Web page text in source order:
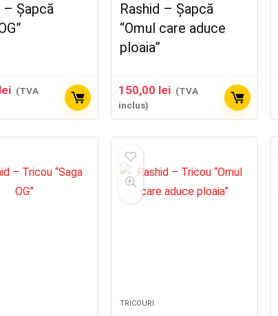
– Șapcă
lei (TVA
Rashid – Șapcă
“Omul care aduce
ploaia”
150,00 lei (TVA
inclus)
TRICOURI